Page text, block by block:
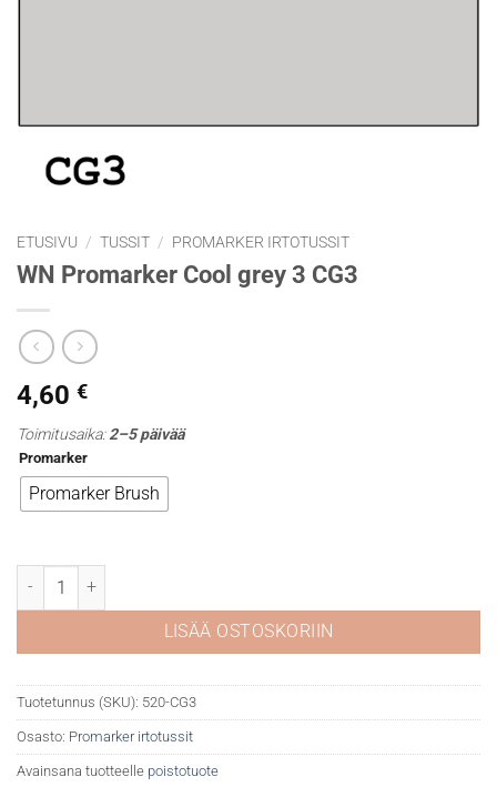
ETUSIVU / TUSSIT / PROMARKER IRTOTUSSIT
WN Promarker Cool grey 3 CG3
4,60 €
Toimitusaika:2–5 päivää
Promarker
Promarker Brush
WN Promarker Cool grey 3 CG3 määrä
LISÄÄ OSTOSKORIIN
Tuotetunnus (SKU): 520-CG3
Osasto: Promarker irtotussit
Avainsana tuotteelle poistotuote